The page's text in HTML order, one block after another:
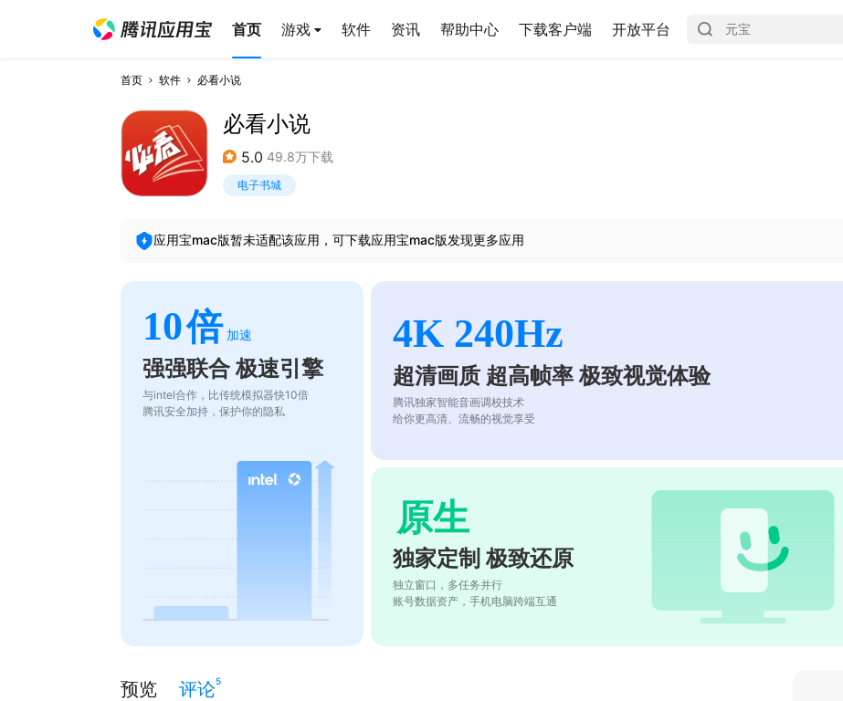
首页 游戏 软件 资讯 帮助中心 下载客户端 开放平台
首页 软件 必看小说
必看小说
5.0 49.8万下载
电子书城
应用宝mac版暂未适配该应用，可下载应用宝mac版发现更多应用
10倍 加速
强强联合 极速引擎
与intel合作，比传统模拟器快10倍
腾讯安全加持，保护你的隐私
4K 240Hz
超清画质 超高帧率 极致视觉体验
腾讯独家智能音画调校技术
给你更高清、流畅的视觉享受
原生
独家定制 极致还原
独立窗口，多任务并行
账号数据资产，手机电脑跨端互通
预览 评论5